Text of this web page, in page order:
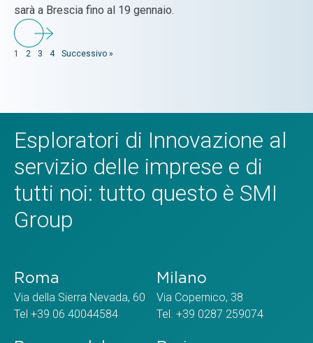
sarà a Brescia fino al 19 gennaio.
1 2 3 4 Successivo »
Esploratori di Innovazione al
servizio delle imprese e di
tutti noi: tutto questo è SMI
Group
Roma
Via della Sierra Nevada, 60
Tel +39 06 40044584
Milano
Via Copernico, 38
Tel. +39 0287 259074